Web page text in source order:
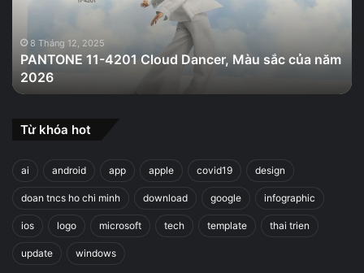
Màu
của
năm
2026
8 Tháng 12, 2025
PANTONE 11-4201 Cloud Dancer, Màu sắc của năm
2026
Từ khóa hot
ai android app apple covid19 design
doan tncs ho chi minh download google infographic
ios logo microsoft tech template thai trien
update windows